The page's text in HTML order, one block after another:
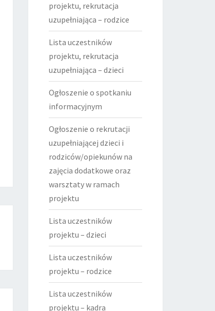
projektu, rekrutacja
uzupełniająca – rodzice
Lista uczestników
projektu, rekrutacja
uzupełniająca – dzieci
Ogłoszenie o spotkaniu
informacyjnym
Ogłoszenie o rekrutacji
uzupełniającej dzieci i
rodziców/opiekunów na
zajęcia dodatkowe oraz
warsztaty w ramach
projektu
Lista uczestników
projektu – dzieci
Lista uczestników
projektu – rodzice
Lista uczestników
projektu – kadra